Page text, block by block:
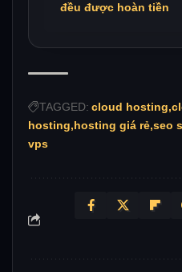
đều được hoàn tiền
TAGGED: cloud hosting
hosting hosting giá rẻ seo
vps